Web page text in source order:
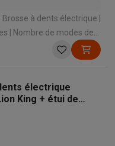
à dents électrique |
de
Dents sensibles , Soins
, Dents extra sensibles |
Oui
électrique
King + étui de